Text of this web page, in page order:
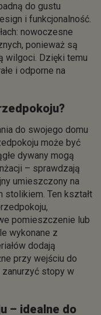
do gustu
i funkcjonalność.
nowoczesne
ponieważ są
wilgoci. Dzięki temu
i odporne na
do swojego domu
może być
dywany mogą
– sprawdzają
umieszczony na
stolikiem. Ten kształt
pomieszczenie lub
wykonane z
dodają
przy wejściu do
zanurzyć stopy w
– idealne do